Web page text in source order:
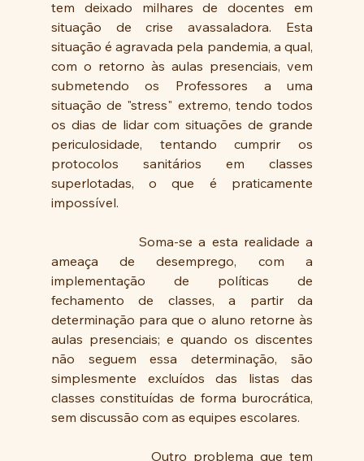
tem deixado milhares de docentes em
situação de crise avassaladora. Esta
situação é agravada pela pandemia, a qual,
com o retorno às aulas presenciais, vem
submetendo os Professores a uma
situação de "stress" extremo, tendo todos
os dias de lidar com situações de grande
periculosidade, tentando cumprir os
protocolos sanitários em classes
superlotadas, o que é praticamente
impossível.
               Soma-se a esta realidade a
ameaça de desemprego, com a
implementação de políticas de
fechamento de classes, a partir da
determinação para que o aluno retorne às
aulas presenciais; e quando os discentes
não seguem essa determinação, são
simplesmente excluídos das listas das
classes constituídas de forma burocrática,
sem discussão com as equipes escolares.